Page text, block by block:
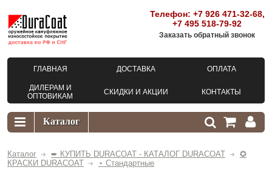
Телефон: +7 926 471-32-68,
+7 495 518-79-92
Заказать обратный звонок
ГЛАВНАЯ ДОСТАВКА ОПЛАТА
ДИЛЕРАМ И
ОПТОВИКАМ
СКИДКИ И АКЦИИ КОНТАКТЫ
Каталог ➨ КУПИТЬ DURACOAT - КАТАЛОГ DURACOAT
✪
КРАСКИ DURACOAT
⋆ Стандартные